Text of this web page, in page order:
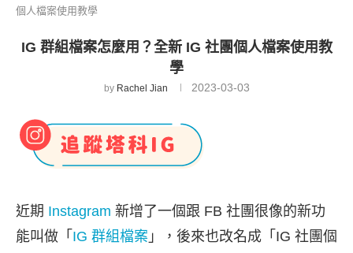
個人檔案使用教學
IG 群組檔案怎麼用？全新 IG 社團個人檔案使用教
學
by Rachel Jian 2023-03-03
近期 Instagram 新增了一個跟 FB 社團很像的新功
能叫做「 IG 群組檔案 」，後來也改名成「IG 社團個